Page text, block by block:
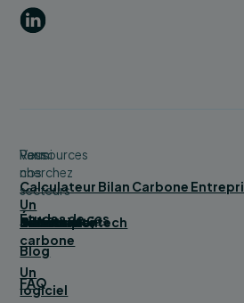
LinkedIn
Vous
cherchez
Un
bilan
carbone
Un
logiciel
Parmi
nos
secteurs
Bâtiment
Service
Tourisme
Distribution
Industrie
Numérique/tech
Collectivité
Ressources
Calculateur Bilan Carbone
Études de cas
Blog
FAQ